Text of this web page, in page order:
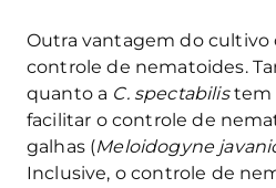
Outra vantagem do cultivo
controle de nematoides.
quanto a C. spectabilistem
facilitar o controle de
galhas (Meloidogyne
Inclusive, o controle de